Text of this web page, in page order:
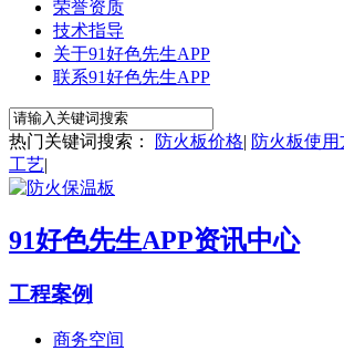
荣誉资质
技术指导
关于91好色先生APP
联系91好色先生APP
热门关键词搜索： 防火板价格| 防火板使用
工艺|
91好色先生APP资讯中心
工程案例
商务空间